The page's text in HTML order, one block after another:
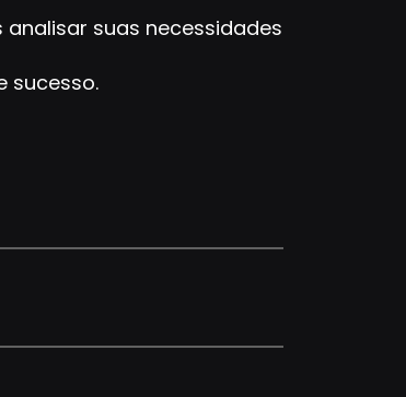
suas necessidades
sucesso.